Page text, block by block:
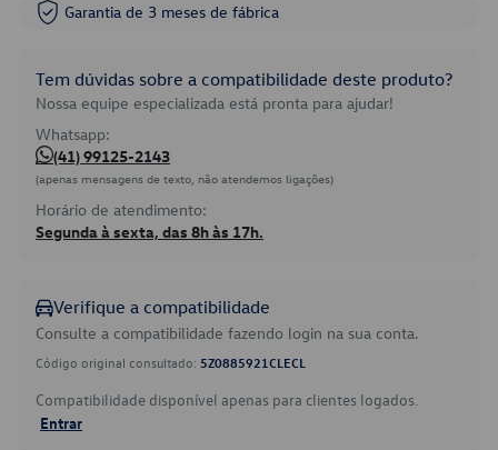
Garantia de 3 meses de fábrica
Tem dúvidas sobre a compatibilidade deste produto?
Nossa equipe especializada está pronta para ajudar!
Whatsapp:
(41) 99125-2143
(apenas mensagens de texto, não atendemos ligações)
Horário de atendimento:
Segunda à sexta, das 8h às 17h.
Verifique a compatibilidade
Consulte a compatibilidade fazendo login na sua conta.
Código original consultado: 5Z0885921CLECL
Compatibilidade disponível apenas para clientes logados.
Entrar